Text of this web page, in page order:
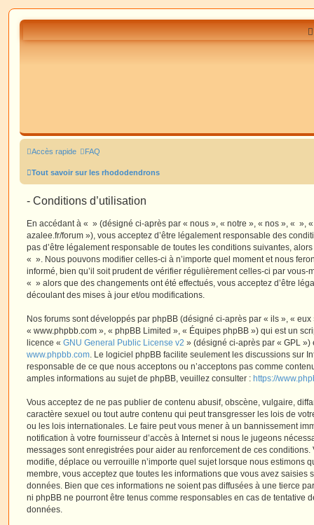
Accès rapide FAQ
Tout savoir sur les rhododendrons
- Conditions d’utilisation
En accédant à « » (désigné ci-après par « nous », « notre », « nos », « »,
azalee.fr/forum »), vous acceptez d’être légalement responsable des
pas d’être légalement responsable de toutes les conditions suivantes,
« ». Nous pouvons modifier celles-ci à n’importe quel moment et nous
informé, bien qu’il soit prudent de vérifier régulièrement celles-ci par vous-
« » alors que des changements ont été effectués, vous acceptez d’être
découlant des mises à jour et/ou modifications.
Nos forums sont développés par phpBB (désigné ci-après par « ils », «
« www.phpbb.com », « phpBB Limited », « Équipes phpBB ») qui est un
licence « GNU General Public License v2 » (désigné ci-après par « GPL
www.phpbb.com. Le logiciel phpBB facilite seulement les discussions sur
responsable de ce que nous acceptons ou n’acceptons pas comme
amples informations au sujet de phpBB, veuillez consulter : https://
Vous acceptez de ne pas publier de contenu abusif, obscène, vulgaire,
caractère sexuel ou tout autre contenu qui peut transgresser les lois de
ou les lois internationales. Le faire peut vous mener à un bannissement
notification à votre fournisseur d’accès à Internet si nous le jugeons
messages sont enregistrées pour aider au renforcement de ces
modifie, déplace ou verrouille n’importe quel sujet lorsque nous estimons
membre, vous acceptez que toutes les informations que vous avez saisies
données. Bien que ces informations ne soient pas diffusées à une tierce
ni phpBB ne pourront être tenus comme responsables en cas de tentative
données.